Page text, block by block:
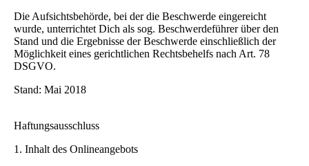
Die Aufsichtsbehörde, bei der die Beschwerde eingereicht
wurde, unterrichtet Dich als sog. Beschwerdeführer über den
Stand und die Ergebnisse der Beschwerde einschließlich der
Möglichkeit eines gerichtlichen Rechtsbehelfs nach Art. 78
DSGVO.
Stand: Mai 2018
Haftungsausschluss
1. Inhalt des Onlineangebots